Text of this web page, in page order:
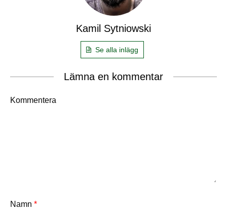
Kamil Sytniowski
Se alla inlägg
Lämna en kommentar
Kommentera
Namn *